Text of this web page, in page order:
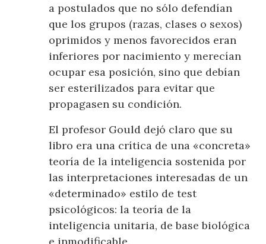
a postulados que no sólo defendían
que los grupos (razas, clases o sexos)
oprimidos y menos favorecidos eran
inferiores por nacimiento y merecían
ocupar esa posición, sino que debían
ser esterilizados para evitar que
propagasen su condición.
El profesor Gould dejó claro que su
libro era una crítica de una «concreta»
teoría de la inteligencia sostenida por
las interpretaciones interesadas de un
«determinado» estilo de test
psicológicos: la teoría de la
inteligencia unitaria, de base biológica
e inmodificable.